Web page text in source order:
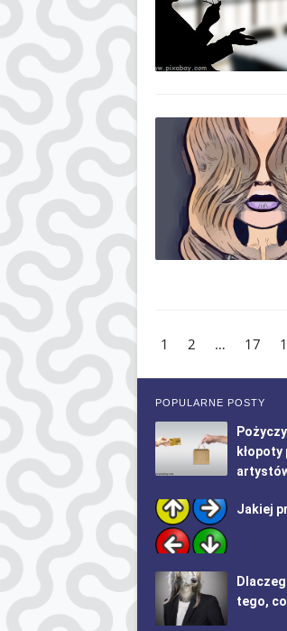
1 2 … 17
POPULARNE POSTY
Jakiej
tego,